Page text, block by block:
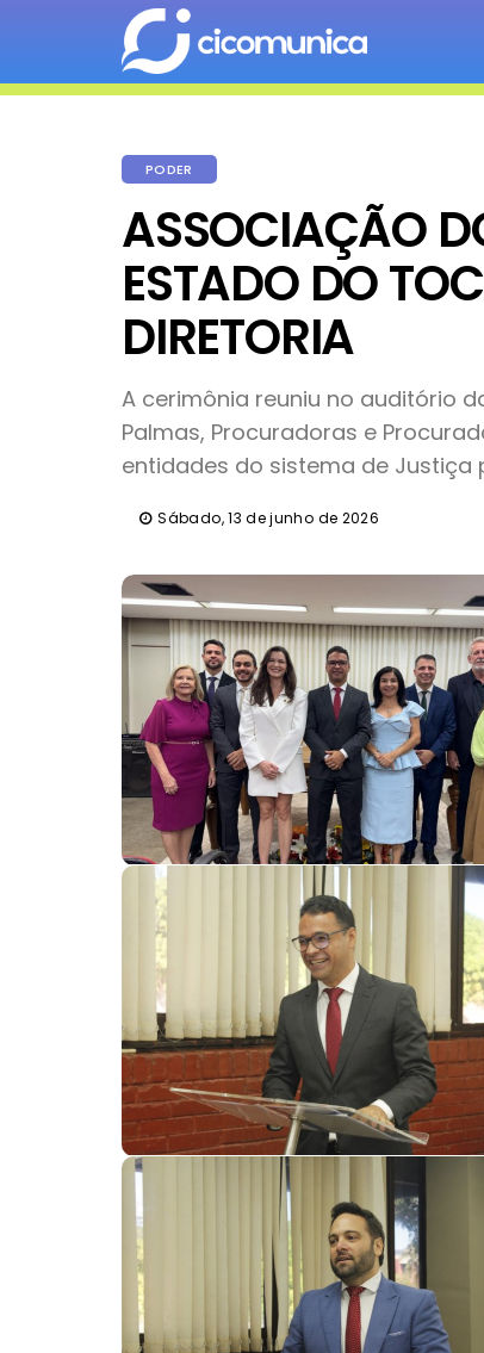
PODER
ASSOCIAÇÃO
ESTADO DO
DIRETORIA
A cerimônia reuniu no auditório
Palmas, Procuradoras e
entidades do sistema de
Sábado, 13 de junho de 2026